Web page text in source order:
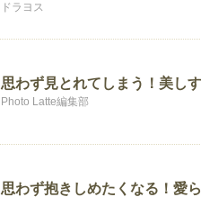
ドラヨス
思わず見とれてしまう！美し
Photo Latte編集部
思わず抱きしめたくなる！愛